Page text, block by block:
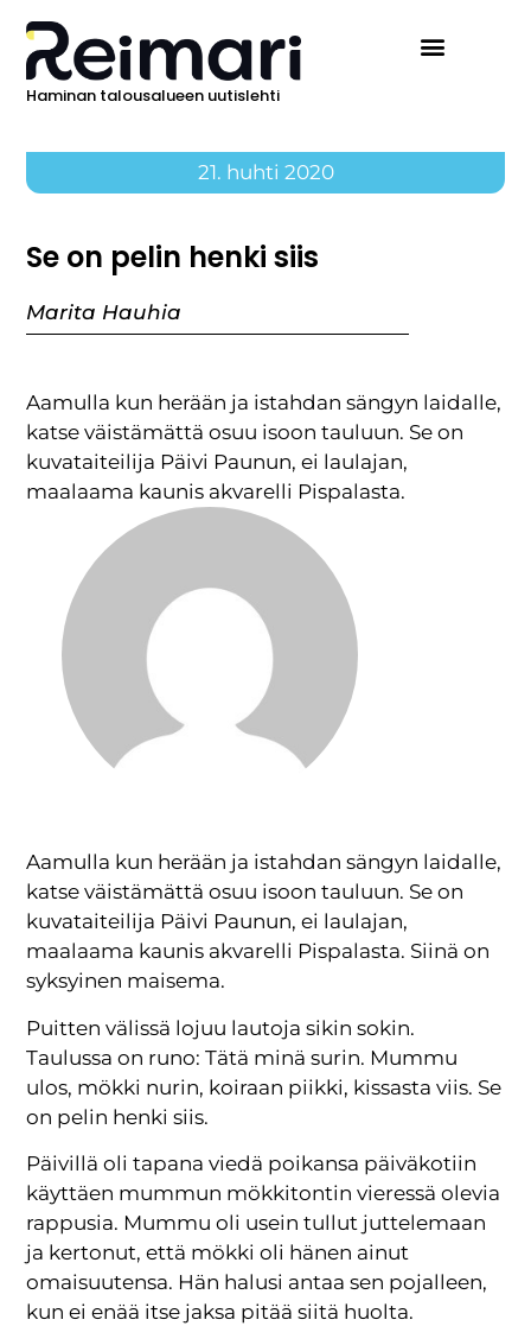
Haminan talousalueen uutislehti
21. huhti 2020
Se on pelin henki siis
Marita Hauhia
Aamulla kun herään ja istahdan sängyn laidalle,
katse väistämättä osuu isoon tauluun. Se on
kuvataiteilija Päivi Paunun, ei laulajan,
maalaama kaunis akvarelli Pispalasta.
Aamulla kun herään ja istahdan sängyn laidalle,
katse väistämättä osuu isoon tauluun. Se on
kuvataiteilija Päivi Paunun, ei laulajan,
maalaama kaunis akvarelli Pispalasta. Siinä on
syksyinen maisema.
Puitten välissä lojuu lautoja sikin sokin.
Taulussa on runo: Tätä minä surin. Mummu
ulos, mökki nurin, koiraan piikki, kissasta viis. Se
on pelin henki siis.
Päivillä oli tapana viedä poikansa päiväkotiin
käyttäen mummun mökkitontin vieressä olevia
rappusia. Mummu oli usein tullut juttelemaan
ja kertonut, että mökki oli hänen ainut
omaisuutensa. Hän halusi antaa sen pojalleen,
kun ei enää itse jaksa pitää siitä huolta.